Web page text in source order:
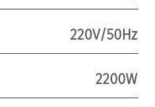
220V/50Hz
2200W